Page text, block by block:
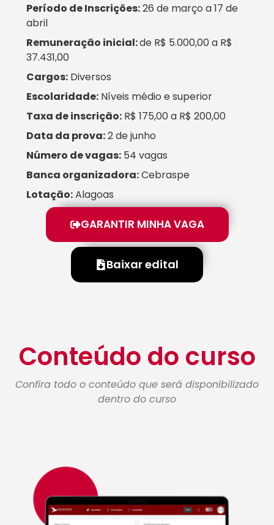
Período de Inscrições:26 de março a 17 de
abril
Remuneração inicial:de R$ 5.000,00 a R$
37.431,00
Cargos:Diversos
Escolaridade:Níveis médio e superior
Taxa de inscrição:R$ 175,00 a R$ 200,00
Data da prova:2 de junho
Número de vagas:54 vagas
Banca organizadora:Cebraspe
Lotação:Alagoas
GARANTIR MINHA VAGA
Baixar edital
Conteúdo do curso
Confira todo o conteúdo que será disponibilizado
dentro do curso